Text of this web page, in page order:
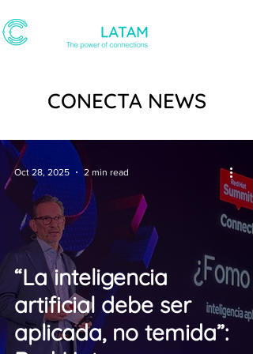
CONECTA NEWS
“La inteligencia
artificial debe ser
aplicada, no temida”:
Oct 28, 2025 2 min read